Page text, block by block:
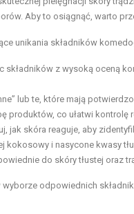
Aby to osiągnąć, warto
unikania składników
składników z wysoką oceną
lub te, które mają
produktów, co ułatwi kontrolę
jak skóra reaguje, aby
kokosowy i nasycone kwasy
do skóry tłustej oraz
odpowiednich